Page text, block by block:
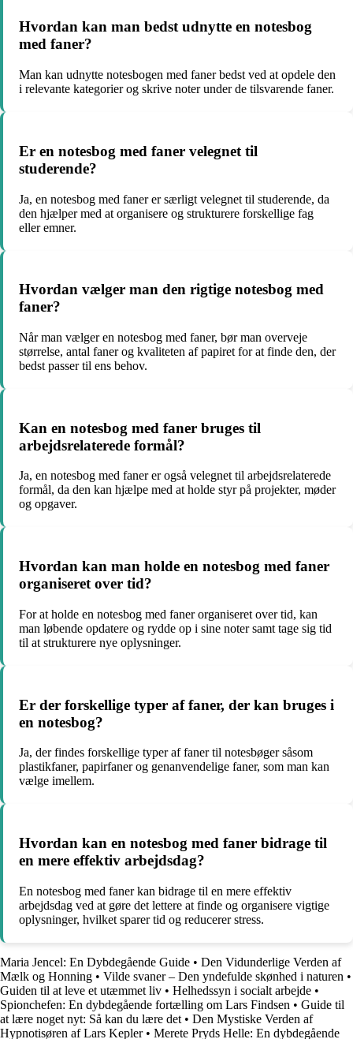
Hvordan kan man bedst udnytte en notesbog
med faner?
Man kan udnytte notesbogen med faner bedst ved at opdele den
i relevante kategorier og skrive noter under de tilsvarende faner.
Er en notesbog med faner velegnet til
studerende?
Ja, en notesbog med faner er særligt velegnet til studerende, da
den hjælper med at organisere og strukturere forskellige fag
eller emner.
Hvordan vælger man den rigtige notesbog med
faner?
Når man vælger en notesbog med faner, bør man overveje
størrelse, antal faner og kvaliteten af papiret for at finde den, der
bedst passer til ens behov.
Kan en notesbog med faner bruges til
arbejdsrelaterede formål?
Ja, en notesbog med faner er også velegnet til arbejdsrelaterede
formål, da den kan hjælpe med at holde styr på projekter, møder
og opgaver.
Hvordan kan man holde en notesbog med faner
organiseret over tid?
For at holde en notesbog med faner organiseret over tid, kan
man løbende opdatere og rydde op i sine noter samt tage sig tid
til at strukturere nye oplysninger.
Er der forskellige typer af faner, der kan bruges i
en notesbog?
Ja, der findes forskellige typer af faner til notesbøger såsom
plastikfaner, papirfaner og genanvendelige faner, som man kan
vælge imellem.
Hvordan kan en notesbog med faner bidrage til
en mere effektiv arbejdsdag?
En notesbog med faner kan bidrage til en mere effektiv
arbejdsdag ved at gøre det lettere at finde og organisere vigtige
oplysninger, hvilket sparer tid og reducerer stress.
Maria Jencel: En Dybdegående Guide • Den Vidunderlige Verden af
Mælk og Honning • Vilde svaner – Den yndefulde skønhed i naturen •
Guiden til at leve et utæmmet liv • Helhedssyn i socialt arbejde •
Spionchefen: En dybdegående fortælling om Lars Findsen • Guide til
at lære noget nyt: Så kan du lære det • Den Mystiske Verden af
Hypnotisøren af Lars Kepler• Merete Pryds Helle: En dybdegående